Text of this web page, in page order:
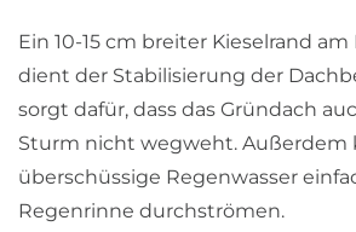
Ein 10-15 cm breiter Kieselrand
dient der Stabilisierung der
sorgt dafür, dass das Gründach
Sturm nicht wegweht. Außerdem
überschüssige Regenwasser
Regenrinne durchströmen.